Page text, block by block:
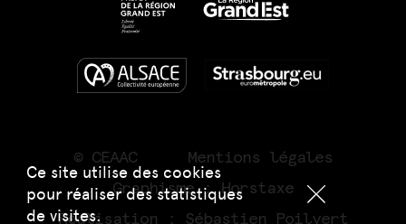
Ce site utilise des cookies
pour réaliser des statistiques
de visites.
© CEAAC
Mentions légales
Graphisme : Horstaxe
Réalisation :
Sébastien Poilvert